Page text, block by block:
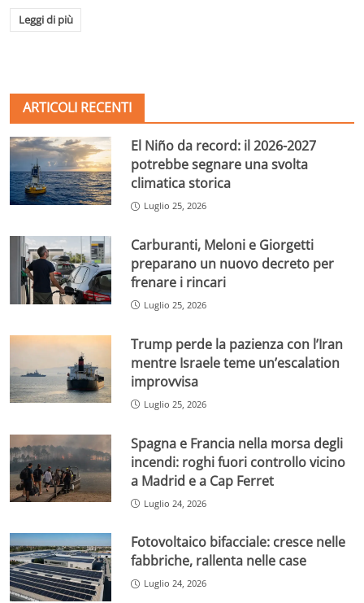
Leggi di più
ARTICOLI RECENTI
El Niño da record: il 2026-2027
potrebbe segnare una svolta
climatica storica
Luglio 25, 2026
Carburanti, Meloni e Giorgetti
preparano un nuovo decreto per
frenare i rincari
Luglio 25, 2026
Trump perde la pazienza con l’Iran
mentre Israele teme un’escalation
improvvisa
Luglio 25, 2026
Spagna e Francia nella morsa degli
incendi: roghi fuori controllo vicino
a Madrid e a Cap Ferret
Luglio 24, 2026
Fotovoltaico bifacciale: cresce nelle
fabbriche, rallenta nelle case
Luglio 24, 2026